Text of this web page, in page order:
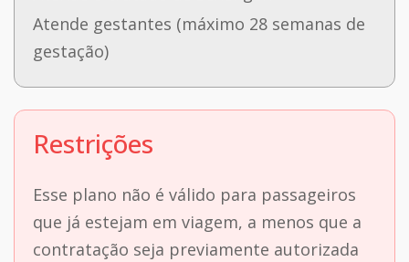
Atende gestantes (máximo 28 semanas de
gestação)
Restrições
Esse plano não é válido para passageiros
que já estejam em viagem, a menos que a
contratação seja previamente autorizada